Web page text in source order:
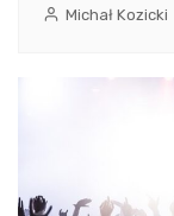
Michał Kozicki